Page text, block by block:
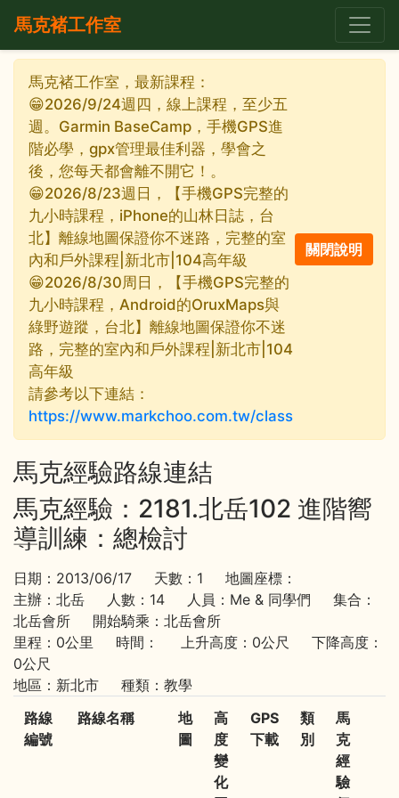
馬克褚工作室
馬克褚工作室，最新課程：
😁2026/9/24週四，線上課程，至少五
週。Garmin BaseCamp，手機GPS進
階必學，gpx管理最佳利器，學會之
後，您每天都會離不開它！。
😁2026/8/23週日，【手機GPS完整的
九小時課程，iPhone的山林日誌，台
北】離線地圖保證你不迷路，完整的室
內和戶外課程|新北市|104高年級
😁2026/8/30周日，【手機GPS完整的
九小時課程，Android的OruxMaps與
綠野遊蹤，台北】離線地圖保證你不迷
路，完整的室內和戶外課程|新北市|104
高年級
請參考以下連結：
https://www.markchoo.com.tw/class
馬克經驗路線連結
馬克經驗：2181.北岳102 進階嚮
導訓練：總檢討
日期：2013/06/17 天數：1 地圖座標：
主辦：北岳 人數：14 人員：Me & 同學們 集合：
北岳會所 開始騎乘：北岳會所
里程：0公里 時間： 上升高度：0公尺 下降高度：
0公尺
地區：新北市 種類：教學
路線
編號
路線名稱
地
圖
高
度
變
化
GPS
下載
類
別
馬
克
經
驗